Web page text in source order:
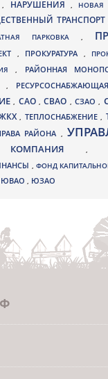
, НАРУШЕНИЯ , НОВАЯ
ТРАНСПОРТ
ПАРКОВКА ,
, ПРОКУРАТУРА ,
, РАЙОННАЯ
,
, САО,СВАО ,СЗАО,
, ТЕПЛОСНАБЖЕНИЕ ,
РАЙОНА ,
КОМПАНИЯ
, ФОНД
ЮВАО , ЮЗАО